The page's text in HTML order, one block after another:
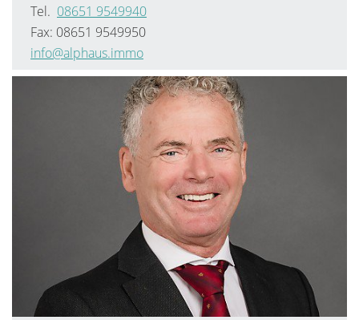
Tel. 08651 9549940
Fax: 08651 9549950
info@alphaus.immo